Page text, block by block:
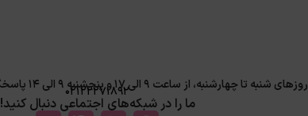
ما را در شبکه‌های اجتماعی دنبال کنید!
02122271892 روزهای شنبه تا چهارشنبه، از ساعت 9 الی 17 و پنجشنبه 9 الی 14 پاسخگوی سوالات شما هستیم.